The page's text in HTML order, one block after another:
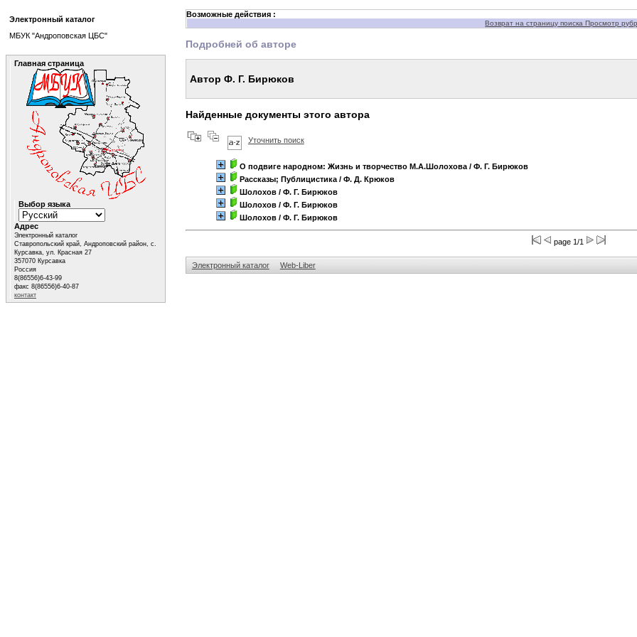
Возможные действия :
Возврат на страницу поиска Просмотр
Подробней об авторе
Автор Ф. Г. Бирюков
Найденные документы этого автора
Уточнить поиск
О подвиге народном: Жизнь и творчество М.А.Шолохова/ Ф. Г. Бирюков
Рассказы; Публицистика/ Ф. Д. Крюков
Шолохов/ Ф. Г. Бирюков
Шолохов/ Ф. Г. Бирюков
Шолохов/ Ф. Г. Бирюков
page 1/1
Электронный каталог Web-Liber
Электронный каталог
МБУК "Андроповская ЦБС"
Главная страница
Выбор языка
Адрес
Электронный каталог
Ставропольский край, Андроповский район, с.
Курсавка, ул. Красная 27
357070 Курсавка
Россия
8(86556)6-43-99
факс 8(86556)6-40-87
контакт